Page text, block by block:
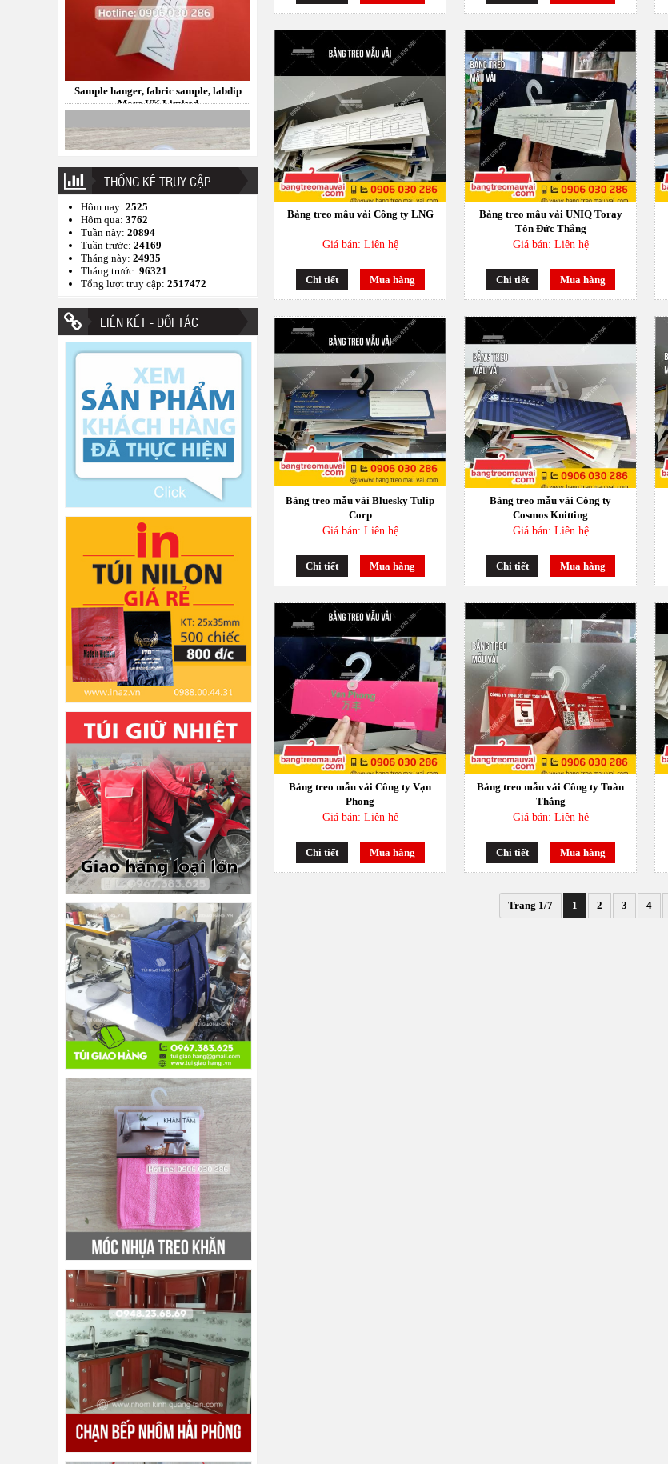
Hồng Thái
Bảng treo mẫu vải Best Pacific
Bảng treo mẫu vải Công ty DF Vina
Bảng treo mẫu vải Taiyo Plus Viet Nam
THỐNG KÊ TRUY CẬP
Hôm nay: 2525
Hôm qua: 3762
Tuần này: 20894
Tuần trước: 24169
Tháng này: 24935
Tháng trước: 96321
Tổng lượt truy cập: 2517472
LIÊN KẾT - ĐỐI TÁC
Bảng treo mẫu vải Công ty LNG
Giá bán: Liên hệ
Chi tiết Mua hàng
Bảng treo mẫu vải UNIQ Toray
Tôn Đức Thắng
Giá bán: Liên hệ
Chi tiết Mua hàng
Bảng treo mẫu vải Bluesky Tulip
Corp
Giá bán: Liên hệ
Chi tiết Mua hàng
Bảng treo mẫu vải Công ty
Cosmos Knitting
Giá bán: Liên hệ
Chi tiết Mua hàng
Bảng treo mẫu vải Công ty Vạn
Phong
Giá bán: Liên hệ
Chi tiết Mua hàng
Bảng treo mẫu vải Công ty Toàn
Thắng
Giá bán: Liên hệ
Chi tiết Mua hàng
Trang 1/7 1 2 3 4